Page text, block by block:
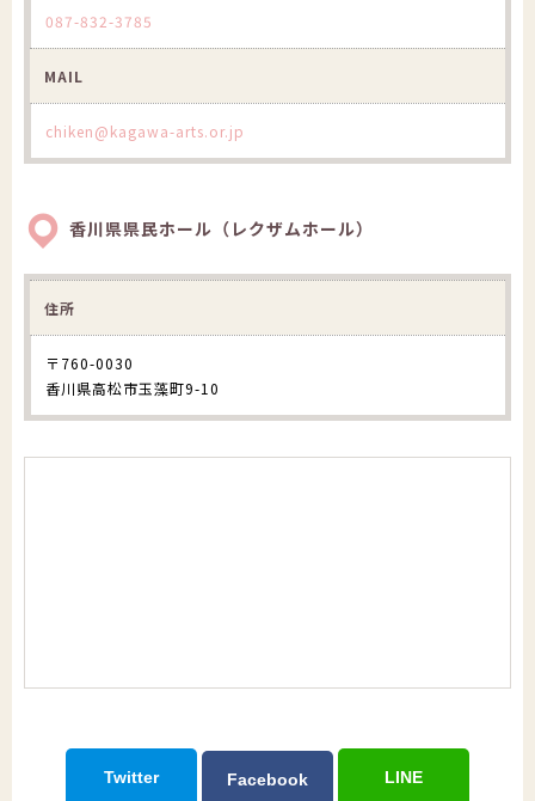
087-832-3785
MAIL
chiken@kagawa-arts.or.jp
香川県県民ホール（レクザムホール）
住所
〒760-0030
香川県高松市玉藻町9-10
Twitter Facebook LINE